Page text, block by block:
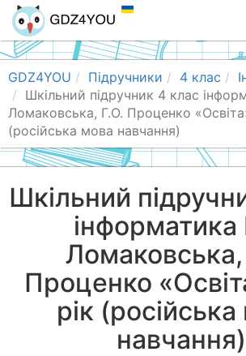
GDZ4YOU Підручники 4 клас
Шкільний підручник 4 клас
Ломаковська, Г.О. Проценко
(російська мова навчання)
Шкільний
інформатика
Проценко
рік
навчання)